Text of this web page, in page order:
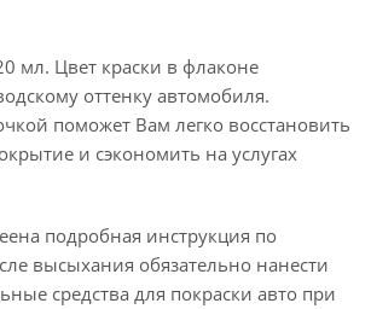
мл. Цвет краски в флаконе
оттенку автомобиля.
поможет Вам легко восстановить
и сэкономить на услугах
подробная инструкция по
высыхания обязательно нанести
средства для покраски авто при